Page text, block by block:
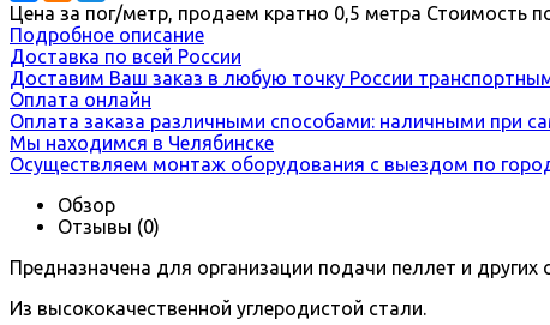
Цена за пог/метр, продаем кратно 0,5 метра Стоимость
Подробное описание
Доставка по всей России
Доставим Ваш заказ в любую точку России
Оплата онлайн
Оплата заказа различными способами: наличными при
Мы находимся в Челябинске
Осуществляем монтаж оборудования с выездом по
Обзор
Отзывы (0)
Предназначена для организации подачи пеллет и
Из высококачественной углеродистой стали.